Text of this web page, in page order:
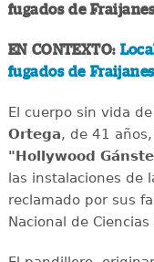
fugados de
EN CONTEXTO:
fugados de
El cuerpo sin vida de
Ortega, de 41
"Hollywood
las instalaciones de
reclamado por sus
Nacional de